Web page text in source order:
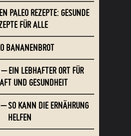
PALEO REZEPTE: GESUNDE
FÜR ALLE
BANANENBROT
EIN LEBHAFTER ORT FÜR
UND GESUNDHEIT
– SO KANN DIE ERNÄHRUNG
HELFEN